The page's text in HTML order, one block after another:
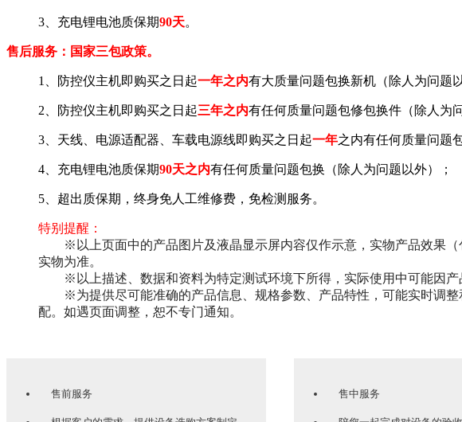
3、充电锂电池质保期90天。
售后服务：国家三包政策。
1、防控仪主机即购买之日起一年之内有大质量问题包换新机（除人为问题
2、防控仪主机即购买之日起三年之内有任何质量问题包修包换件（除人为
3、天线、电源适配器、车载电源线即购买之日起一年之内有任何质量问题
4、充电锂电池质保期90天之内有任何质量问题包换（除人为问题以外）；
5、超出质保期，终身免人工维修费，免检测服务。
特别提醒：
※以上页面中的产品图片及液晶显示屏内容仅作示意，实物产品效果
实物为准。
※以上描述、数据和资料为特定测试环境下所得，实际使用中可能因
※为提供尽可能准确的产品信息、规格参数、产品特性，可能实时调
配。如遇页面调整，恕不专门通知。
售前服务 售中服务